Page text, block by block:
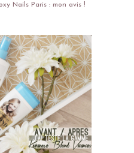
Nails Paris : mon avis !